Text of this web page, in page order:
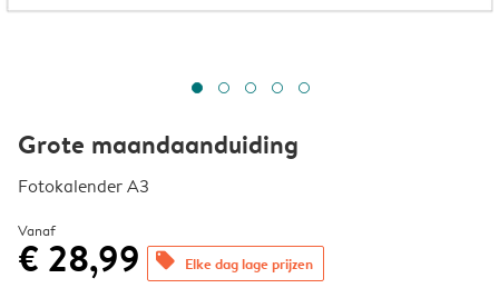
Grote maandaanduiding
Fotokalender A3
Vanaf
€ 28,99 offers Elke dag lage prijzen